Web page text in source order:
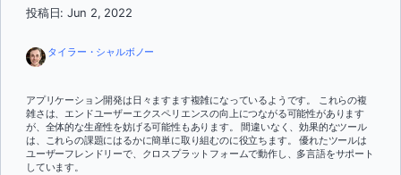
サインイン
投稿日: Jun 2, 2022
タイラー・シャルボノー
アプリケーション開発は日々ますます複雑になっているようです。 これらの複
雑さは、エンドユーザーエクスペリエンスの向上につながる可能性があります
が、全体的な生産性を妨げる可能性もあります。 間違いなく、効果的なツール
は、これらの課題にはるかに簡単に取り組むのに役立ちます。 優れたツールは
ユーザーフレンドリーで、クロスプラットフォームで動作し、多言語をサポート
しています。